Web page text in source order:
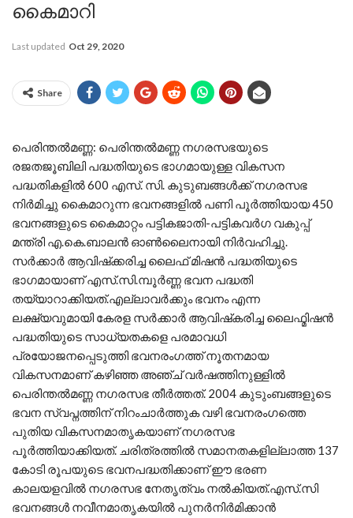
കൈമാറി
Last updated Oct 29, 2020
Share
പെരിന്തല്‍മണ്ണ: പെരിന്തല്‍മണ്ണ നഗരസഭയുടെ
രജതജൂബിലി പദ്ധതിയുടെ ഭാഗമായുള്ള വികസന
പദ്ധതികളില്‍ 600 എസ്. സി. കുടുബങ്ങള്‍ക്ക് നഗരസഭ
നിര്‍മിച്ചു കൈമാറുന്ന ഭവനങ്ങളില്‍ പണി പൂര്‍ത്തിയായ 450
ഭവനങ്ങളുടെ കൈമാറ്റം പട്ടികജാതി-പട്ടികവര്‍ഗ വകുപ്പ്
മന്ത്രി എ.കെ.ബാലന്‍ ഓണ്‍ലൈനായി നിര്‍വഹിച്ചു.
സര്‍ക്കാര്‍ ആവിഷ്‌ക്കരിച്ച ലൈഫ് മിഷന്‍ പദ്ധതിയുടെ
ഭാഗമായാണ് എസ്.സി.മ്പൂര്‍ണ്ണ ഭവന പദ്ധതി
തയ്യാറാക്കിയത്.എല്ലാവര്‍ക്കും ഭവനം എന്ന
ലക്ഷ്യവുമായി കേരള സര്‍ക്കാര്‍ ആവിഷ്‌കരിച്ച ലൈഫ്മിഷന്‍
പദ്ധതിയുടെ സാധ്യതകളെ പരമാവധി
പ്രയോജനപ്പെടുത്തി ഭവനരംഗത്ത് നൂതനമായ
വികസനമാണ് കഴിഞ്ഞ അഞ്ച് വര്‍ഷത്തിനുള്ളില്‍
പെരിന്തല്‍മണ്ണ നഗരസഭ തീര്‍ത്തത്. 2004 കുടുംബങ്ങളുടെ
ഭവന സ്വപ്നത്തിന് നിറംചാര്‍ത്തുക വഴി ഭവനരംഗത്തെ
പുതിയ വികസനമാതൃകയാണ് നഗരസഭ
പൂര്‍ത്തിയാക്കിയത്. ചരിത്രത്തില്‍ സമാനതകളില്ലാത്ത 137
കോടി രൂപയുടെ ഭവനപദ്ധതിക്കാണ് ഈ ഭരണ
കാലയളവില്‍ നഗരസഭ നേതൃത്വം നല്‍കിയത്.എസ്.സി
ഭവനങ്ങള്‍ നവീനമാതൃകയില്‍ പുനര്‍നിര്‍മിക്കാന്‍